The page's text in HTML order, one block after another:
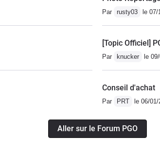
Par rusty03 le 07/
[Topic Officiel]
Par knucker le
Conseil d'achat
Par PRT le 06/01/
Aller sur le Forum PGO